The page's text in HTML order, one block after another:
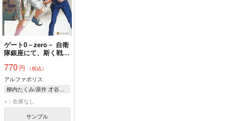
ゲート0－zero－ 自衛
隊銀座にて、斯く戦え
770 円 （税込）
アルファポリス
柳内たくみ/原作 才谷屋龍一/漫画 Daisuke Izuka/キャラクター原案
×：在庫なし
サンプル